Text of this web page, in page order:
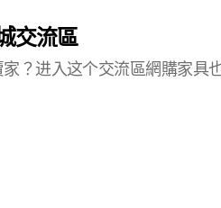
交流區
？进入这个交流區網購家具